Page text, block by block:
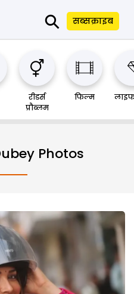
⚲ सब्सक्राइब
रीडर्स
प्रौब्लम
फिल्म
Photos